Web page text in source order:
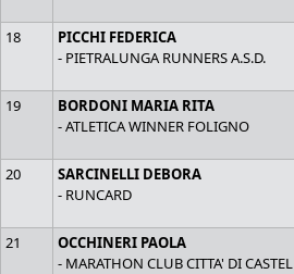
18
PICCHI FEDERICA
- PIETRALUNGA RUNNERS A.S.D.
19
BORDONI MARIA RITA
- ATLETICA WINNER FOLIGNO
20
SARCINELLI DEBORA
- RUNCARD
21
OCCHINERI PAOLA
- MARATHON CLUB CITTA' DI CASTEL